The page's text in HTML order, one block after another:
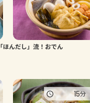
「ほんだし」流！おでん
15分